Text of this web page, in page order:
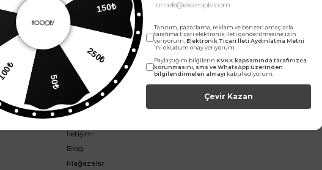
Kampanyalar, ürünler ve değişiklikler hakkında e-mail ve SMS almayı kendi rızamla
kabul ediyorum. Gizlilik sözleşmesine buradan ulaşabilirsin.
Hızlı Erişim
Sıkça Sorulan Sorular
İletişim
Blog
Mağazalar
150₺
250₺
50₺
100₺
Tanıtım, pazarlama, reklam ve benzeri amaçlarla
tarafıma ticari elektronik ileti gönderilmesine izin
veriyorum. Elektronik Ticari İleti Aydınlatma Metni
'ni okudum onay veriyorum.
Paylaştığım bilgilerin KVKK kapsamında tarafınızca
korunmasını, sms ve WhatsApp üzerinden
bilgilendirmeleri almayı kabul ediyorum.
Çevir Kazan